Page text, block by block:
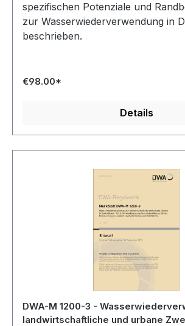
spezifischen Potenziale und
zur Wasserwiederverwendung in
beschrieben.
€98.00*
Details
DWA-M 1200-3 -
landwirtschaftliche und urbane